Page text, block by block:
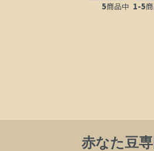
5商品中 1-5
赤なた豆